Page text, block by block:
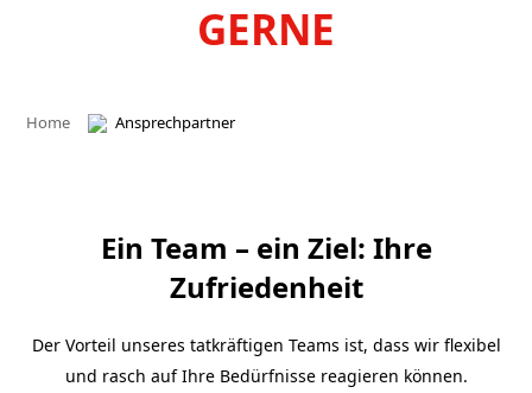
GERNE
Home Ansprechpartner
Ein Team – ein Ziel: Ihre
Zufriedenheit
Der Vorteil unseres tatkräftigen Teams ist, dass wir flexibel
und rasch auf Ihre Bedürfnisse reagieren können.